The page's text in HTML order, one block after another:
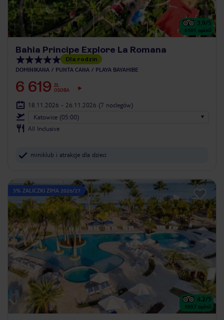
3.9/5
6101 opinii
Bahia Principe Explore La Romana
Dla rodzin
DOMINIKANA PUNTA CANA PLAYA BAYAHIBE
6 619 ZŁ
OSOBA
18.11.2026 - 26.11.2026 (7 noclegów)
Katowice (05:00)
All Inclusive
miniklub i atrakcje dla dzieci
5% ZALICZKI ZIMA 2026/27
4.2/5
1057 opinii